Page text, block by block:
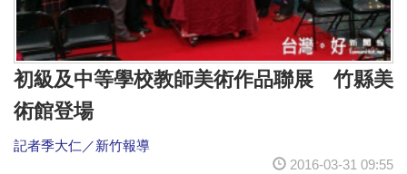
初級及中等學校教師美術作品聯展 竹縣美
術館登場
記者季大仁／新竹報導
2016-03-31 09:55